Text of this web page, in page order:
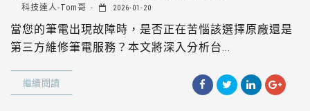
科技達人-Tom哥 2026-01-20
當您的筆電出現故障時，是否正在苦惱該選擇原廠還是
第三方維修筆電服務？本文將深入分析台...
繼續閱讀